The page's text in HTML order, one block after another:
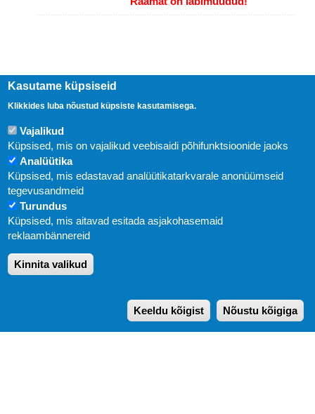
Uudised
KIRJASTUS PEGASUS OÜ © 2020
Paldiski mnt. 29 (A korpus VI korrus), Tallinn
E-post:pegasus[at]pegasus.ee
Kasutame küpsiseid
Klikkides luba nõustud küpsiste kasutamisega.
Vajalikud
Küpsised, mis on vajalikud veebisaidi põhifunktsioonide jaoks
Analüütika
Küpsised, mis edastavad analüütikatarkvarale anonüümseid
tegevusandmeid
Turundus
Küpsised, mis aitavad esitada asjakohasemaid
reklaambännereid
Kinnita valikud
Keeldu kõigist Nõustu kõigiga